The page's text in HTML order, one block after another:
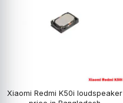
Xiaomi Redmi K50i loudspeaker